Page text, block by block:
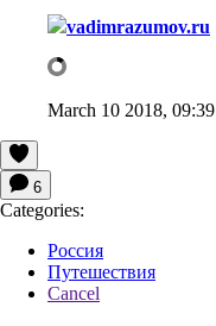
vadimrazumov.ru
March 10 2018, 09:39
6
Categories:
Россия
Путешествия
Cancel